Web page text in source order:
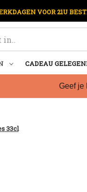
VOOR 21U
CADEAU
Geef je
33cl